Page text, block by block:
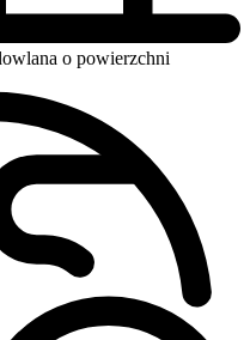
o powierzchni